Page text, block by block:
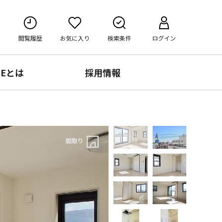
閲覧履歴 お気に入り 検索条件 ログイン
とは 採用情報
間取り